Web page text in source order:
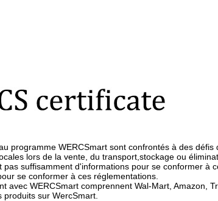
programme WERCSmart sont confrontés à des
lors de la vente, du transport,stockage ou
suffisamment d'informations pour se conformer à
se conformer à ces réglementations.
avec WERCSmart comprennent Wal-Mart, Amazon,
sur WercSmart.